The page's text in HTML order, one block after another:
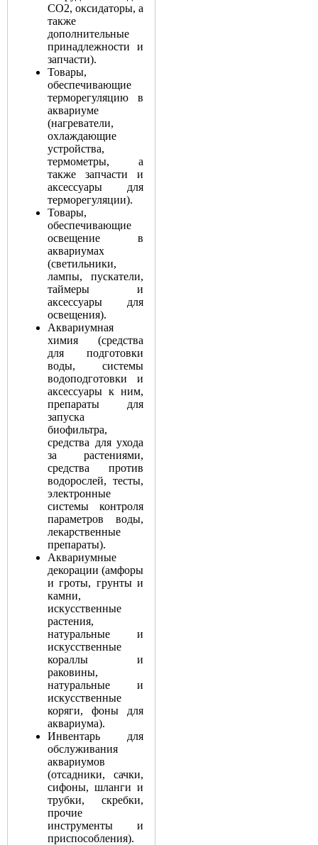
СО2, оксидаторы, а
также
дополнительные
принадлежности и
запчасти).
Товары,
обеспечивающие
терморегуляцию в
аквариуме
(нагреватели,
охлаждающие
устройства,
термометры, а
также запчасти и
аксессуары для
терморегуляции).
Товары,
обеспечивающие
освещение в
аквариумах
(светильники,
лампы, пускатели,
таймеры и
аксессуары для
освещения).
Аквариумная
химия (средства
для подготовки
воды, системы
водоподготовки и
аксессуары к ним,
препараты для
запуска
биофильтра,
средства для ухода
за растениями,
средства против
водорослей, тесты,
электронные
системы контроля
параметров воды,
лекарственные
препараты).
Аквариумные
декорации (амфоры
и гроты, грунты и
камни,
искусственные
растения,
натуральные и
искусственные
кораллы и
раковины,
натуральные и
искусственные
коряги, фоны для
аквариума).
Инвентарь для
обслуживания
аквариумов
(отсадники, сачки,
сифоны, шланги и
трубки, скребки,
прочие
инструменты и
приспособления).